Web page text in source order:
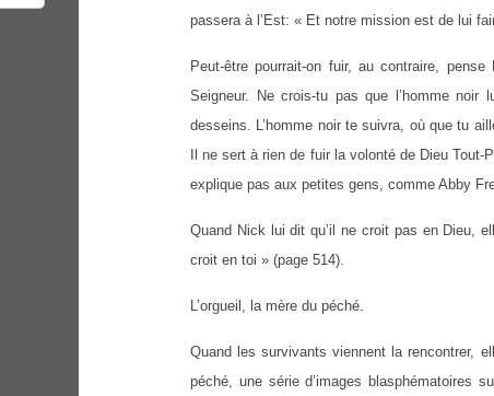
passera à l’Est: « Et notre mission est de lui
Peut-être pourrait-on fuir, au contraire,
Seigneur. Ne crois-tu pas que l’homme
desseins. L’homme noir te suivra, où que tu
Il ne sert à rien de fuir la volonté de Dieu
explique pas aux petites gens, comme Abby
Quand Nick lui dit qu’il ne croit pas en Dieu,
croit en toi » (page 514).
L’orgueil, la mère du péché.
Quand les survivants viennent la rencontrer,
péché, une série d’images blasphématoires